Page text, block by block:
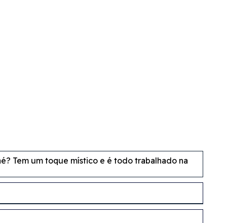
Tem um toque místico e é todo trabalhado na